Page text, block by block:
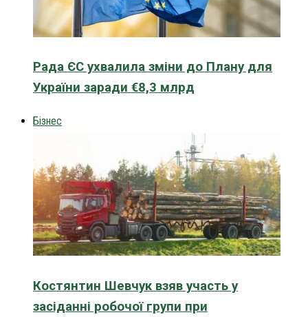
Рада ЄС ухвалила зміни до Плану для
України заради €8,3 млрд
Бізнес
Костянтин Шевчук взяв участь у
засіданні робочої групи при